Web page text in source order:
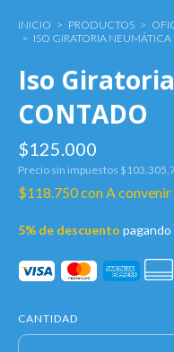
INICIO > PRODUCTOS >
> ISO GIRATORIA
Iso
CONTADO
$125.000
Precio sin impuestos
$118.750con A convenir
5% de descuento
CANTIDAD